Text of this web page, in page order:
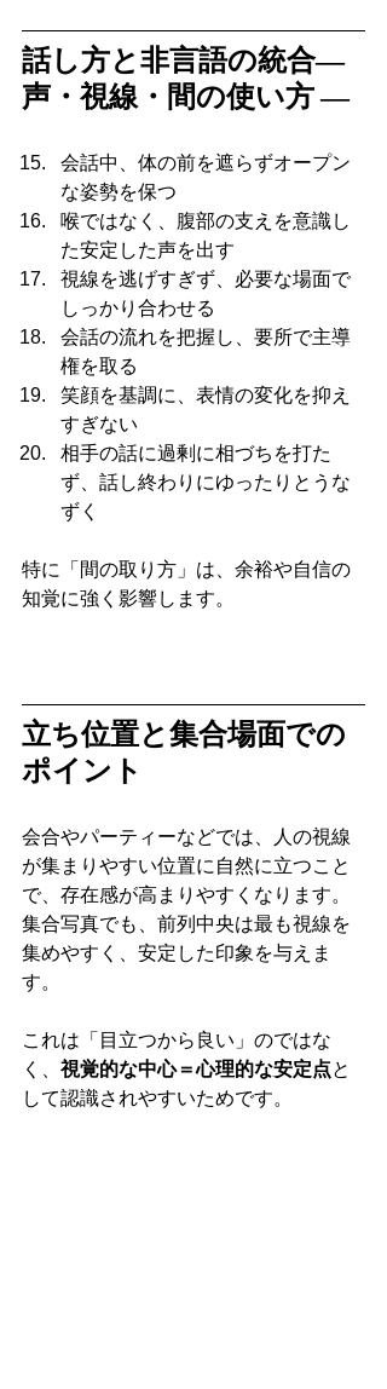
話し方と非言語の統合―
声・視線・間の使い方 ―
会話中、体の前を遮らずオープン
な姿勢を保つ
喉ではなく、腹部の支えを意識し
た安定した声を出す
視線を逃げすぎず、必要な場面で
しっかり合わせる
会話の流れを把握し、要所で主導
権を取る
笑顔を基調に、表情の変化を抑え
すぎない
相手の話に過剰に相づちを打た
ず、話し終わりにゆったりとうな
ずく
特に「間の取り方」は、余裕や自信の
知覚に強く影響します。
立ち位置と集合場面での
ポイント
会合やパーティーなどでは、人の視線
が集まりやすい位置に自然に立つこと
で、存在感が高まりやすくなります。
集合写真でも、前列中央は最も視線を
集めやすく、安定した印象を与えま
す。
これは「目立つから良い」のではな
く、 視覚的な中心＝心理的な安定点と
して認識されやすいためです。